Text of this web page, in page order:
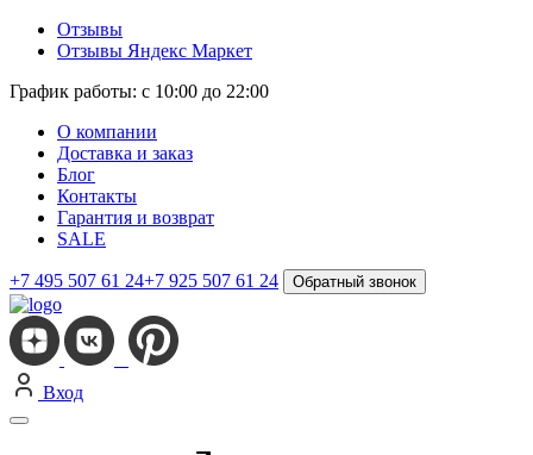
Отзывы
Отзывы Яндекс Маркет
График работы: с 10:00 до 22:00
О компании
Доставка и заказ
Блог
Контакты
Гарантия и возврат
SALE
+7 495 507 61 24+7 925 507 61 24 Обратный звонок
Вход